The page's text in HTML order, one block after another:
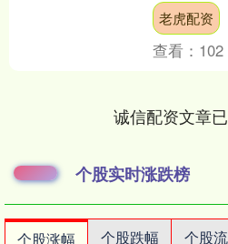
见》）。《
类施策，给
老虎配资
查看： 102
诚信配资文章
个股实时涨跌榜
个股涨幅 个股跌幅 个股